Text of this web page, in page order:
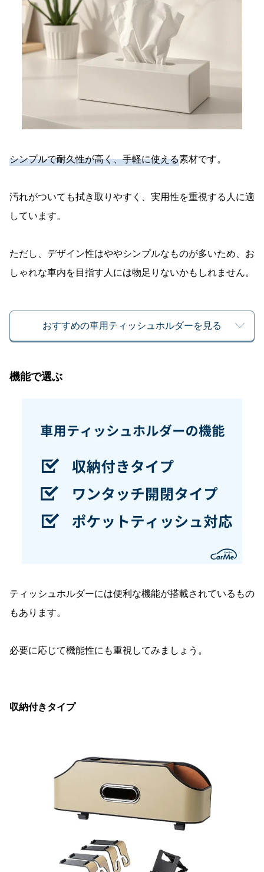
シンプルで耐久性が高く、手軽に使える素材です。
汚れがついても拭き取りやすく、実用性を重視する人に適
しています。
ただし、デザイン性はややシンプルなものが多いため、お
しゃれな車内を目指す人には物足りないかもしれません。
おすすめの車用ティッシュホルダーを見る
機能で選ぶ
ティッシュホルダーには便利な機能が搭載されているもの
もあります。
必要に応じて機能性にも重視してみましょう。
収納付きタイプ